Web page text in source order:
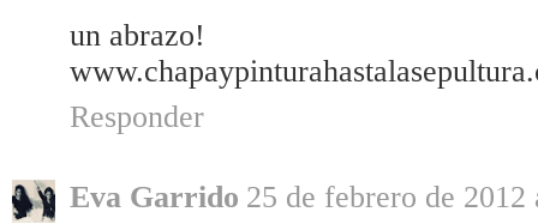
un abrazo!
Responder
Eva Garrido 25 de febrero de 2012